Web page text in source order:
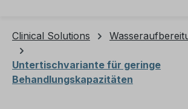
Clinical Solutions
Untertischvariante für geringe
Behandlungskapazitäten